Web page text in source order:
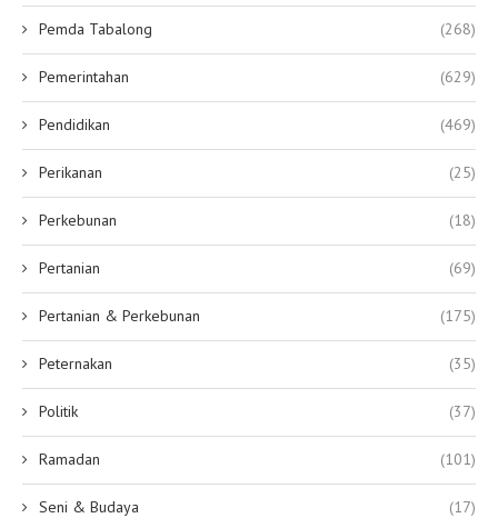
Pemda Tabalong (268)
Pemerintahan (629)
Pendidikan (469)
Perikanan (25)
Perkebunan (18)
Pertanian (69)
Pertanian & Perkebunan (175)
Peternakan (35)
Politik (37)
Ramadan (101)
Seni & Budaya (17)